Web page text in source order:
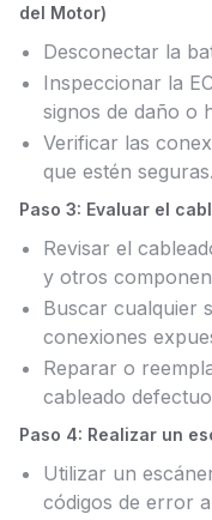
del Motor)
Desconectar la
Inspeccionar la
signos de daño o
Verificar las
que estén seguras.
Paso 3: Evaluar el
Revisar el
y otros
Buscar cualquier
conexiones
Reparar o
cableado
Paso 4: Realizar un
Utilizar un
códigos de error